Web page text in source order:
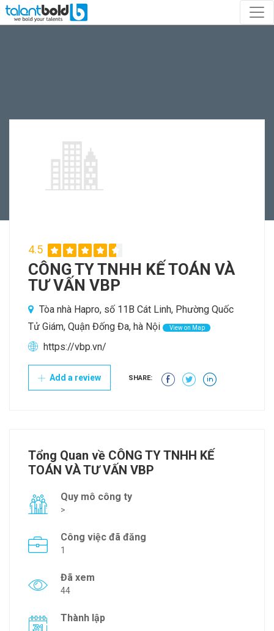
4.5
CÔNG TY TNHH KẾ TOÁN VÀ
TƯ VẤN VBP
Tòa nhà Hapro, số 11B Cát Linh, Phường Quốc
Tử Giám, Quận Đống Đa, hà Nội
View on Map
https://vbp.vn/
Add a review SHARE:
Tổng Quan về CÔNG TY TNHH KẾ
TOÁN VÀ TƯ VẤN VBP
Quy mô công ty
>
Công việc đã đăng
1
Đã xem
44
Thành lập